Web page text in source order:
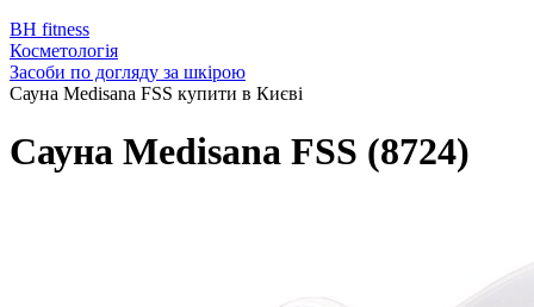
BH fitness
Косметологія
Засоби по догляду за шкірою
Сауна Medisana FSS купити в Києві
Сауна Medisana FSS (8724)